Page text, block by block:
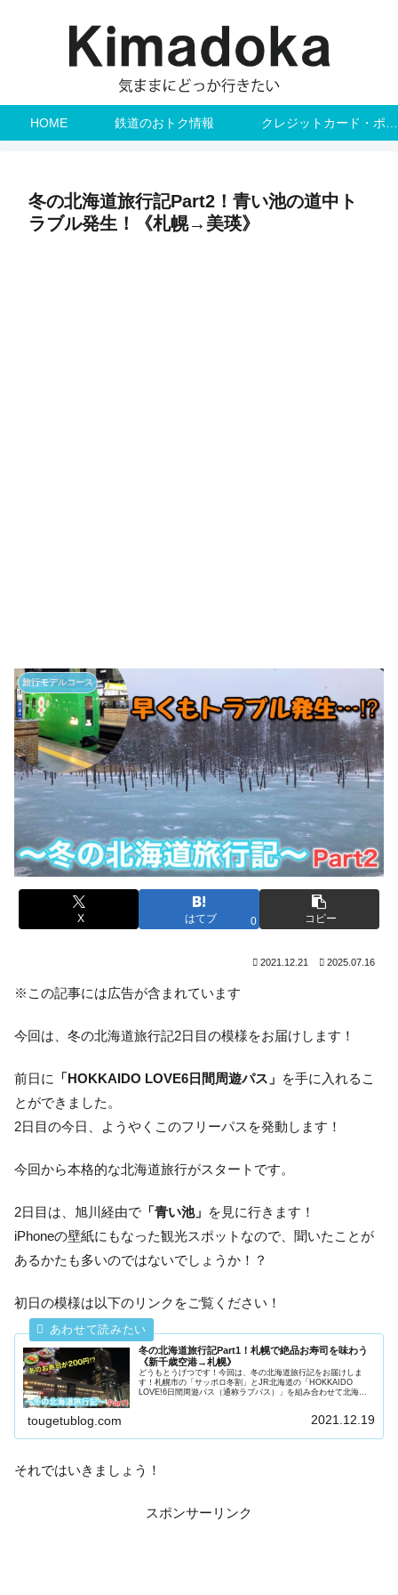
HOME 鉄道のおトク情報
冬の北海道旅行記Part2！青い池の道中ト
ラブル発生！《札幌→美瑛》
旅行モデルコース
X はてブ 0 コピー
2021.12.21 2025.07.16
※この記事には広告が含まれています
今回は、冬の北海道旅行記2日目の模様をお届けします！
前日に 「HOKKAIDO LOVE6日間周遊パス」 を手に入れるこ
とができました。
2日目の今日、ようやくこのフリーパスを発動します！
今回から本格的な北海道旅行がスタートです。
2日目は、旭川経由で 「青い池」 を見に行きます！
iPhoneの壁紙にもなった観光スポットなので、聞いたことが
あるかたも多いのではないでしょうか！？
初日の模様は以下のリンクをご覧ください！
冬の北海道旅行記Part1！札幌で絶品お寿司を味わう
《新千歳空港→札幌》
どうもとうげつです！今回は、冬の北海道旅行記をお届けしま
す！札幌市の「サッポロ冬割」とJR北海道の「HOKKAIDO
LOVE!6日間周遊パス（通称ラブパス）」を組み合わせて北海道
tougetublog.com 2021.12.19
それではいきましょう！
スポンサーリンク